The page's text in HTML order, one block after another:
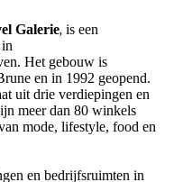
Galerie, is een
Het gebouw is
en in 1992 geopend.
uit drie verdiepingen en
meer dan 80 winkels
mode, lifestyle, food en
en bedrijfsruimten in